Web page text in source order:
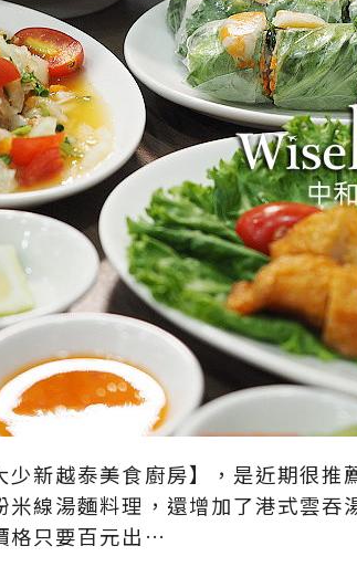
新越泰美食廚房】，是近期很
線湯麵料理，還增加了港式雲
格只要百元出…